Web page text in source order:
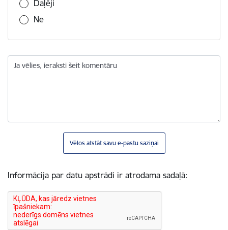
Daļēji
Nē
Ja vēlies, ieraksti šeit komentāru
Vēlos atstāt savu e-pastu saziņai
Informācija par datu apstrādi ir atrodama sadaļā: